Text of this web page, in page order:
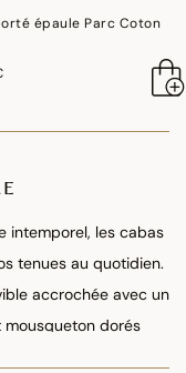
épaule Parc Coton
intemporel, les cabas
tenues au quotidien.
accrochée avec un
mousqueton dorés